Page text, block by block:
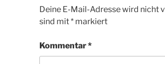
Deine E-Mail-Adresse wird nicht
sind mit* markiert
Kommentar*